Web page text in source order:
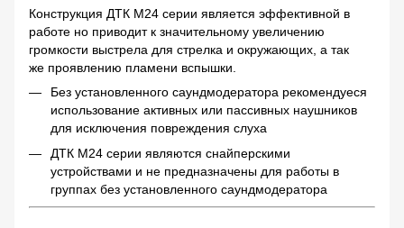
Конструкция ДТК М24 серии является эффективной в
работе но приводит к значительному увеличению
громкости выстрела для стрелка и окружающих, а так
же проявлению пламени вспышки.
Без установленного саундмодератора рекомендуеся
использование активных или пассивных наушников
для исключения повреждения слуха
ДТК М24 серии являются снайперскими
устройствами и не предназначены для работы в
группах без установленного саундмодератора